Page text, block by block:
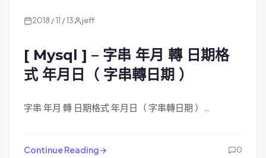
2018 / 11 / 13 jeff
[ Mysql ] – 字串 年月 轉 日期格
式 年月日（ 字串轉日期 ）
字串 年月 轉 日期格式 年月日（ 字串轉日期 ）…
Continue Reading 0